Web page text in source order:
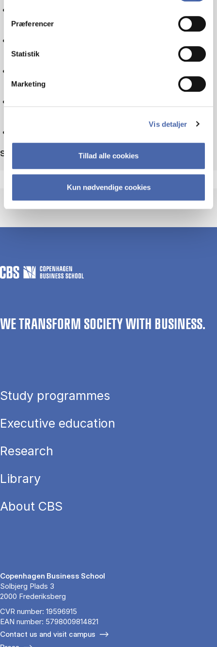
Præferencer
Statistik
Marketing
Vis detaljer
Tillad alle cookies
Kun nødvendige cookies
Sort by
WE TRANSFORM SOCIETY WITH BUSINESS.
Study programmes
Executive education
Research
Library
About CBS
Copenhagen Business School
Solbjerg Plads 3
2000 Frederiksberg
CVR number: 19596915
EAN number: 5798009814821
Contact us and visit campus